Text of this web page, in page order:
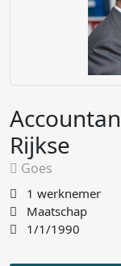
Rijkse
Goes
1 werknemer
Maatschap
1/1/1990